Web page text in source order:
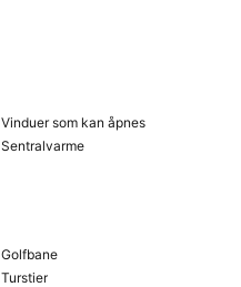
Vinduer som kan åpnes
Sentralvarme
Golfbane
Turstier